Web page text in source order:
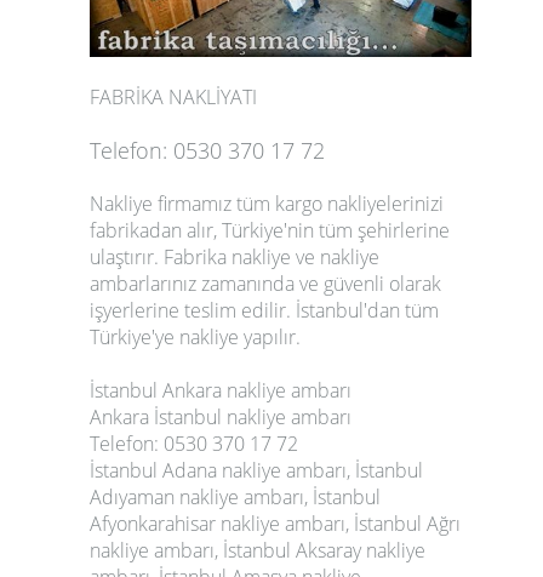
FABRİKA NAKLİYATI
Telefon: 0530 370 17 72
Nakliye firmamız tüm kargo nakliyelerinizi
fabrikadan alır, Türkiye'nin tüm şehirlerine
ulaştırır. Fabrika nakliye ve nakliye
ambarlarınız zamanında ve güvenli olarak
işyerlerine teslim edilir. İstanbul'dan tüm
Türkiye'ye nakliye yapılır.
İstanbul Ankara nakliye ambarı
Ankara İstanbul nakliye ambarı
Telefon: 0530 370 17 72
İstanbul Adana nakliye ambarı, İstanbul
Adıyaman nakliye ambarı, İstanbul
Afyonkarahisar nakliye ambarı, İstanbul Ağrı
nakliye ambarı, İstanbul Aksaray nakliye